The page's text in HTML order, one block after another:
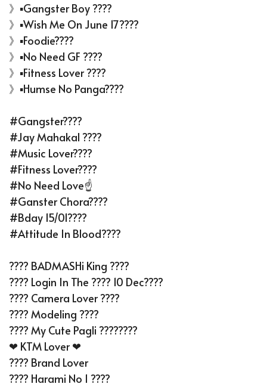
》▪Gangster Boy ????
》▪Wish Me On June 17????
》▪Foodie????
》▪No Need GF ????
》▪Fitness Lover ????
》▪Humse No Panga????
#Gangster????
#Jay Mahakal ????
#Music Lover????
#Fitness Lover????
#No Need Love☝️
#Ganster Chora????
#Bday 15/01????
#Attitude In Blood????
???? BADMASHi King ????
???? Login In The ???? 10 Dec????
???? Camera Lover ????
???? Modeling ????
???? My Cute Pagli ????????
❤ KTM Lover ❤
???? Brand Lover
???? Harami No 1 ????